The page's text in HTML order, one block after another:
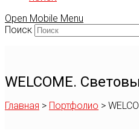
Open Mobile Menu
Поиск
WELCOME.
Главная > Портфолио >